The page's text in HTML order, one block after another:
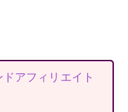
アフィリエイト